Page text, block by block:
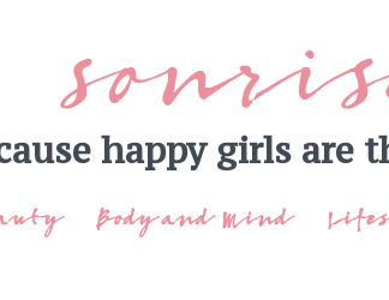
happy girls are
Body and Mind
LinkedIn